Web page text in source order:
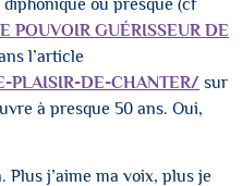
ou presque (cf
POUVOIR GUÉRISSEUR DE
l’article
PLAISIR-DE-CHANTER/ sur
à presque 50 ans. Oui,
Plus j’aime ma voix, plus je